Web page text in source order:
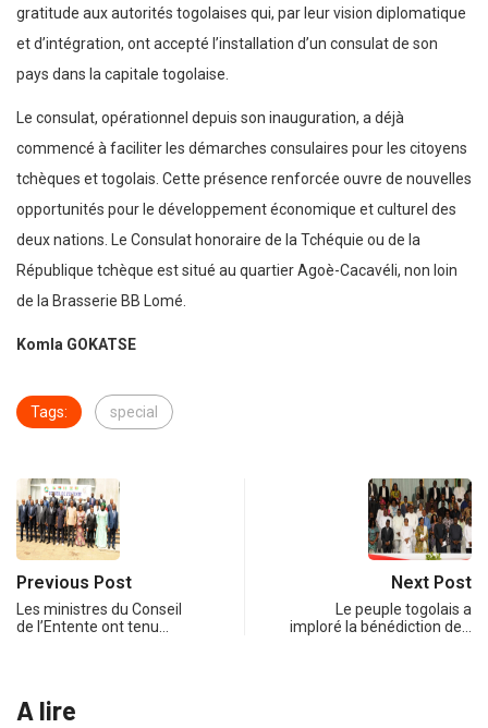
gratitude aux autorités togolaises qui, par leur vision diplomatique
et d’intégration, ont accepté l’installation d’un consulat de son
pays dans la capitale togolaise.
Le consulat, opérationnel depuis son inauguration, a déjà
commencé à faciliter les démarches consulaires pour les citoyens
tchèques et togolais. Cette présence renforcée ouvre de nouvelles
opportunités pour le développement économique et culturel des
deux nations. Le Consulat honoraire de la Tchéquie ou de la
République tchèque est situé au quartier Agoè-Cacavéli, non loin
de la Brasserie BB Lomé.
Komla GOKATSE
Tags: special
Previous Post
Les ministres du Conseil
de l’Entente ont tenu…
Next Post
Le peuple togolais a
imploré la bénédiction de…
A lire